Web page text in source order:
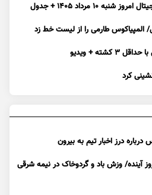
۱۰ مرداد ۱۴۰۵ + جدول
المپیاکوس طارمی را از لیست خط زد
کشته + ویدیو
کرد
درز اخبار تیم به بیرون
بینی هواشناسی طی ۵ روز آینده/ وزش باد و گردوخاک در نیمه شرقی